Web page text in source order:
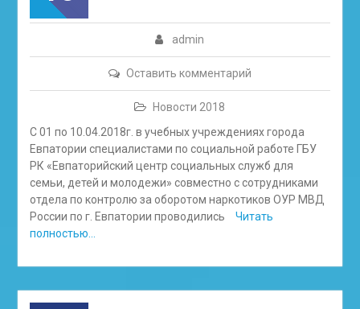
admin
Оставить комментарий
Новости 2018
С 01 по 10.04.2018г. в учебных учреждениях города
Евпатории специалистами по социальной работе ГБУ
РК «Евпаторийский центр социальных служб для
семьи, детей и молодежи» совместно с сотрудниками
отдела по контролю за оборотом наркотиков ОУР МВД
России по г. Евпатории проводились
Читать
полностью…